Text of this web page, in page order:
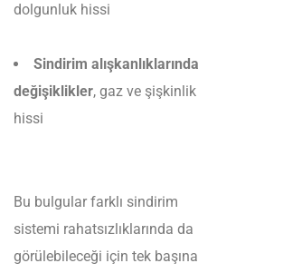
dolgunluk hissi
Sindirim alışkanlıklarında
değişiklikler, gaz ve şişkinlik
hissi
Bu bulgular farklı sindirim
sistemi rahatsızlıklarında da
görülebileceği için tek başına